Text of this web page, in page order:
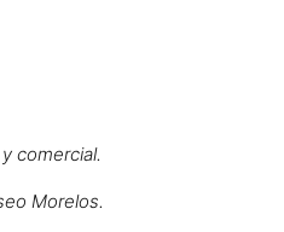
comercial.
Morelos.